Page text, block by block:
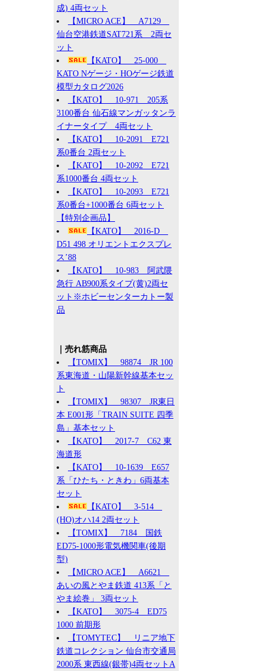
成) 4両セット
【MICRO ACE】 A7129
仙台空港鉄道SAT721系 2両セ
ット
【KATO】 25-000
KATO Nゲージ・HOゲージ鉄道
模型カタログ2026
【KATO】 10-971 205系
3100番台 仙石線マンガッタンラ
イナータイプ 4両セット
【KATO】 10-2091 E721
系0番台 2両セット
【KATO】 10-2092 E721
系1000番台 4両セット
【KATO】 10-2093 E721
系0番台+1000番台 6両セット
【特別企画品】
【KATO】 2016-D
D51 498 オリエントエクスプレ
ス’88
【KATO】 10-983 阿武隈
急行 AB900系タイプ(黄)2両セ
ット※ホビーセンターカトー製
品
｜売れ筋商品
【TOMIX】 98874 JR 100
系東海道・山陽新幹線基本セッ
ト
【TOMIX】 98307 JR東日
本 E001形「TRAIN SUITE 四季
島」基本セット
【KATO】 2017-7 C62 東
海道形
【KATO】 10-1639 E657
系「ひたち・ときわ」6両基本
セット
【KATO】 3-514
(HO)オハ14 2両セット
【TOMIX】 7184 国鉄
ED75-1000形電気機関車(後期
型)
【MICRO ACE】 A6621
あいの風とやま鉄道 413系「と
やま絵巻」 3両セット
【KATO】 3075-4 ED75
1000 前期形
【TOMYTEC】 リニア地下
鉄道コレクション 仙台市交通局
2000系 東西線(銀帯)4両セットA